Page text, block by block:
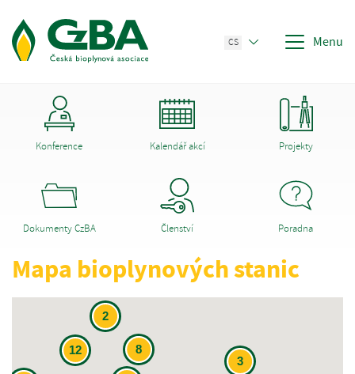
CS Menu
Konference Kalendář akcí Projekty
Dokumenty CzBA Členství Poradna
Mapa bioplynových stanic
8
12
3
2